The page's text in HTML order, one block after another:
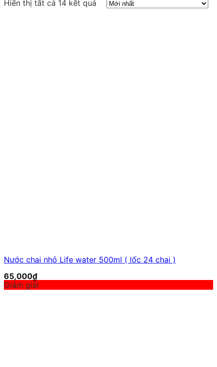
Hiển thị tất cả 14 kết quả
Nước chai nhỏ Life water 500ml ( lốc 24 chai )
65,000₫
Giảm giá!